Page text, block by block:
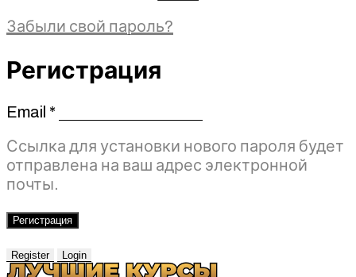
Забыли свой пароль?
Регистрация
Email *Обязательно
Ссылка для установки нового пароля будет
отправлена ​​на ваш адрес электронной
почты.
Регистрация
Register Login